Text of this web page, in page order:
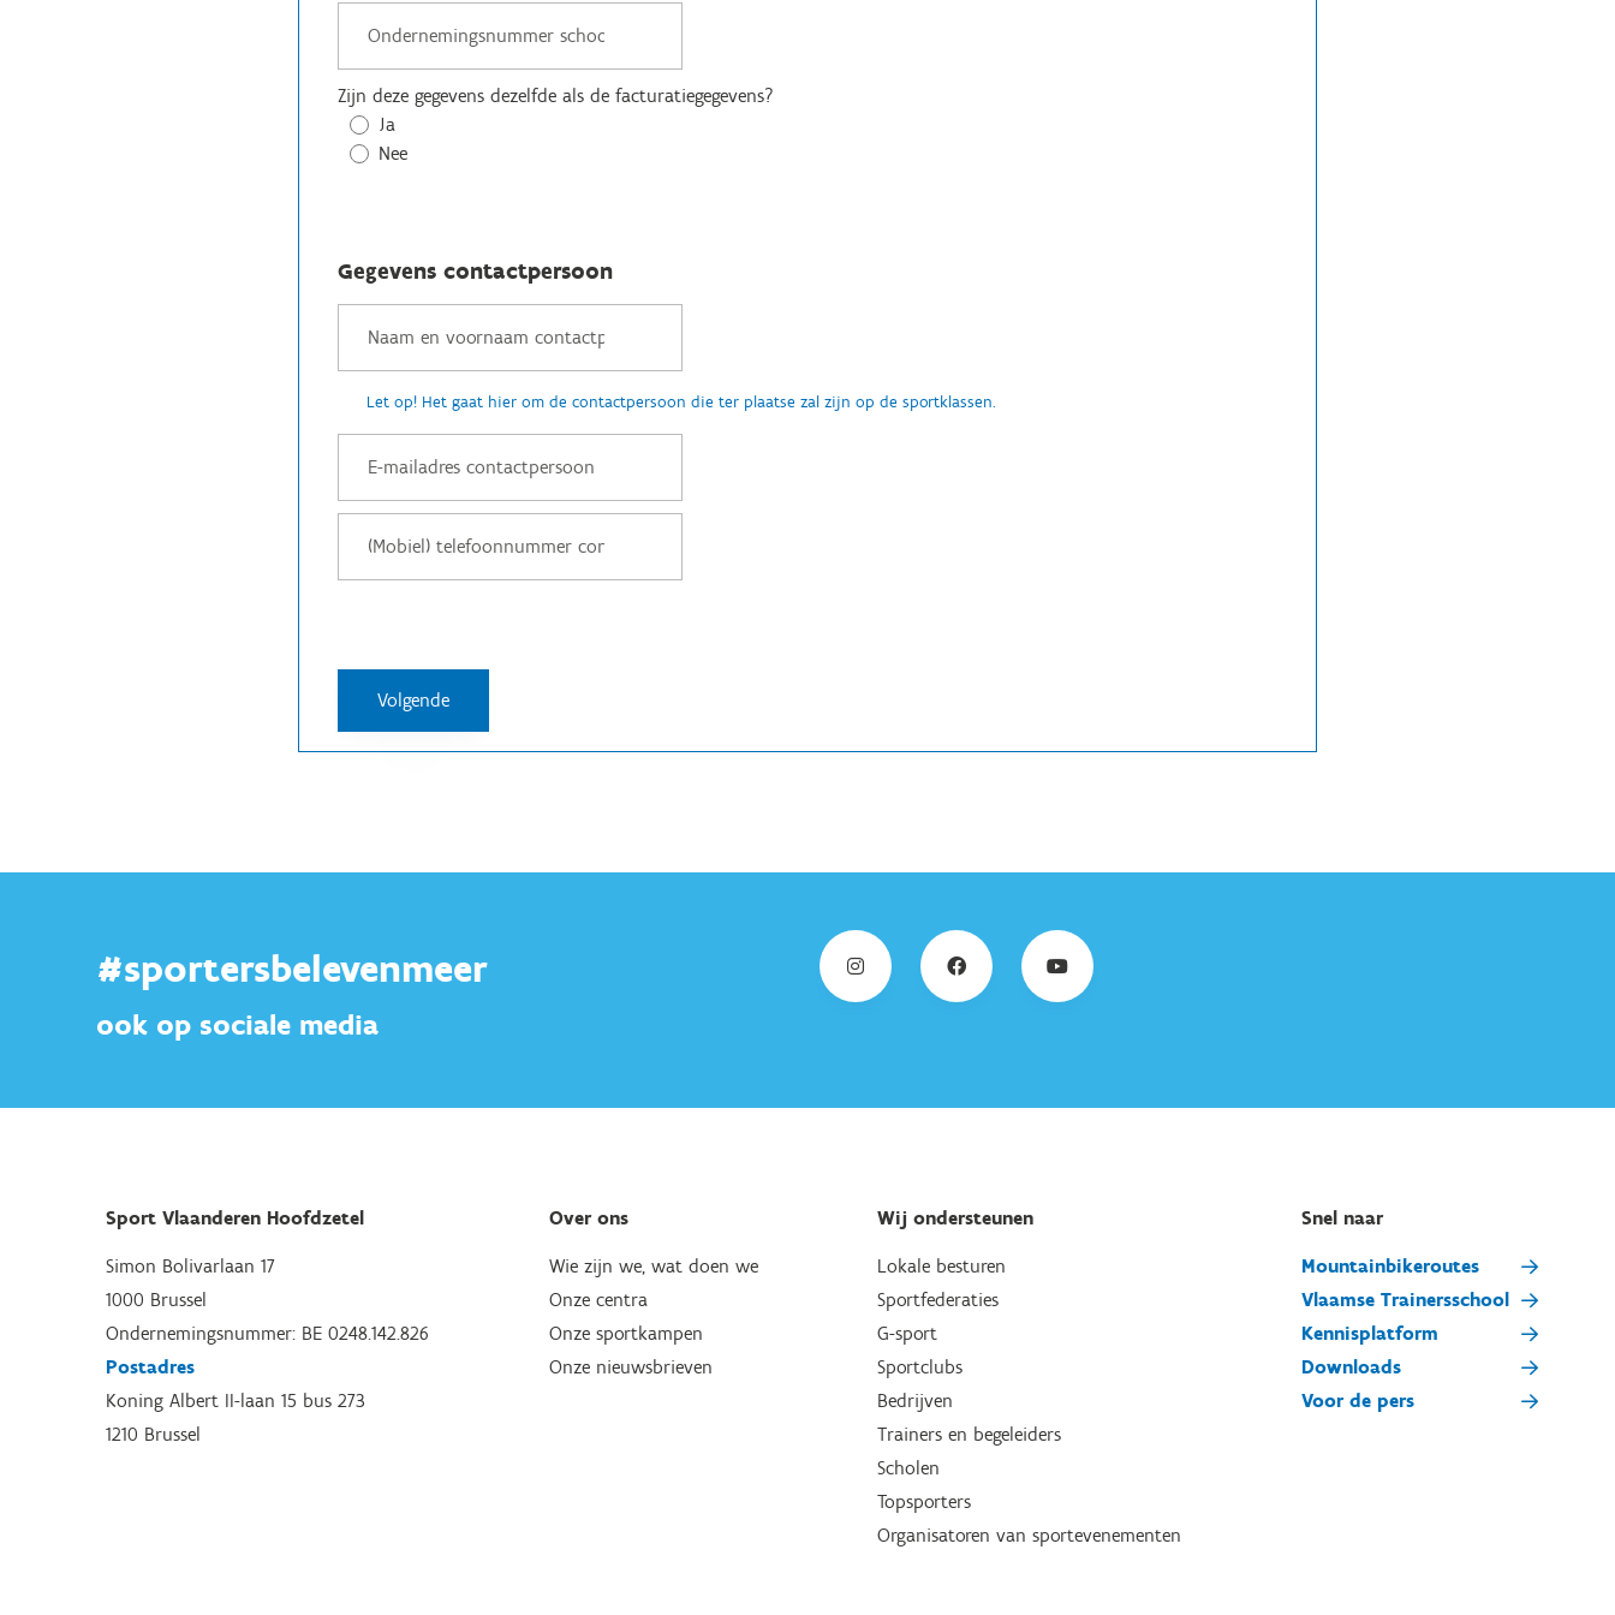
Zijn deze gegevens dezelfde als de facturatiegegevens?
Ja
Nee
Gegevens contactpersoon
Let op! Het gaat hier om de contactpersoon die ter plaatse zal zijn op de sportklassen.
#sportersbelevenmeer
ook op sociale media
Sport Vlaanderen Hoofdzetel
Simon Bolivarlaan 17
1000 Brussel
Ondernemingsnummer: BE 0248.142.826
Postadres
Koning Albert II-laan 15 bus 273
1210 Brussel
Over ons
Wie zijn we, wat doen we
Onze centra
Onze sportkampen
Onze nieuwsbrieven
Wij ondersteunen
Lokale besturen
Sportfederaties
G-sport
Sportclubs
Bedrijven
Trainers en begeleiders
Scholen
Topsporters
Organisatoren van sportevenementen
Snel naar
Mountainbikeroutes
Vlaamse Trainersschool
Kennisplatform
Downloads
Voor de pers